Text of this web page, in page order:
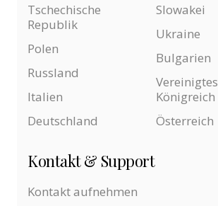
Tschechische
Republik
Polen
Russland
Italien
Deutschland
Slowakei
Ukraine
Bulgarien
Vereinigtes
Königreich
Österreich
Kontakt & Support
Kontakt aufnehmen